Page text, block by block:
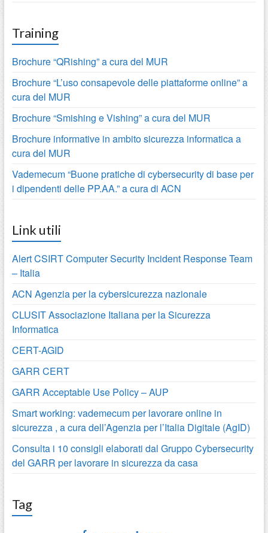
Training
Brochure “QRishing” a cura del MUR
Brochure “L’uso consapevole delle piattaforme online” a
cura del MUR
Brochure “Smishing e Vishing” a cura del MUR
Brochure informative in ambito sicurezza informatica a
cura del MUR
Vademecum “Buone pratiche di cybersecurity di base per
i dipendenti delle PP.AA.” a cura di ACN
Link utili
Alert CSIRT Computer Security Incident Response Team
– Italia
ACN Agenzia per la cybersicurezza nazionale
CLUSIT Associazione Italiana per la Sicurezza
Informatica
CERT-AGID
GARR CERT
GARR Acceptable Use Policy – AUP
Smart working: vademecum per lavorare online in
sicurezza , a cura dell’Agenzia per l’Italia Digitale (AgID)
Consulta i 10 consigli elaborati dal Gruppo Cybersecurity
del GARR per lavorare in sicurezza da casa
Tag